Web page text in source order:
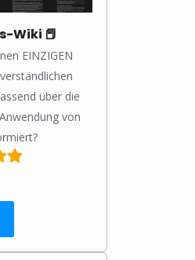
Wiki 📕
EINZIGEN
über die
von